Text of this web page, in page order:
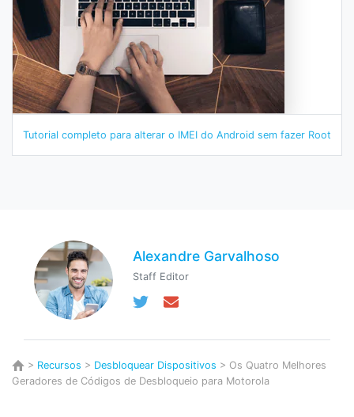
Tutorial completo para alterar o IMEI do Android sem fazer Root
Alexandre Garvalhoso
Staff Editor
> Recursos > Desbloquear Dispositivos > Os Quatro Melhores
Geradores de Códigos de Desbloqueio para Motorola